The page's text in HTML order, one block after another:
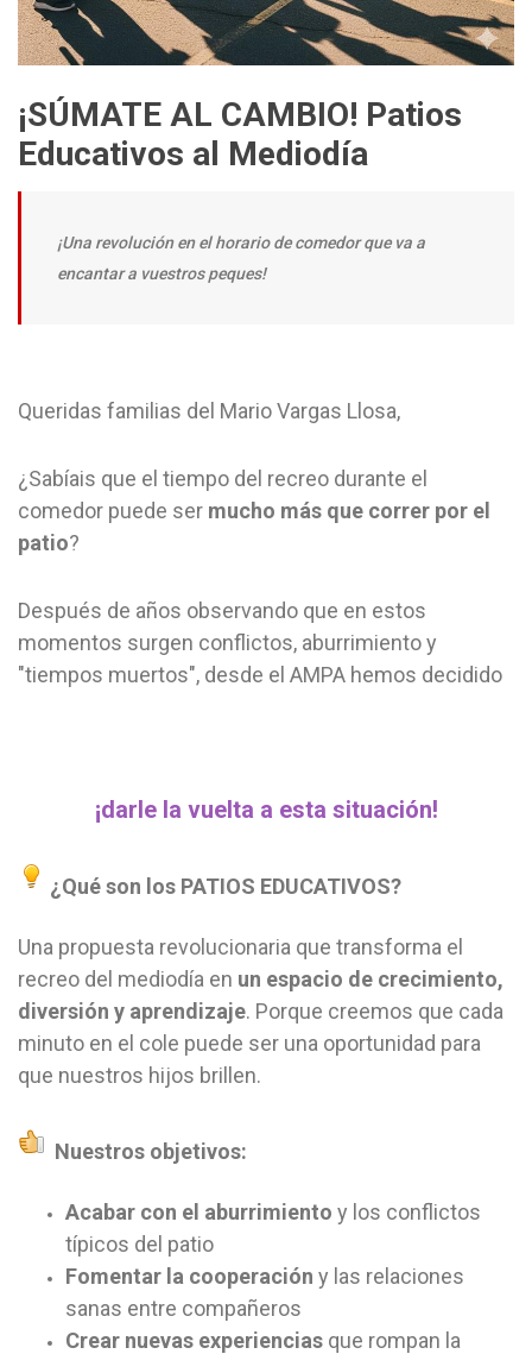
¡SÚMATE AL CAMBIO! Patios
Educativos al Mediodía
¡Una revolución en el horario de comedor que va a
encantar a vuestros peques!
Queridas familias del Mario Vargas Llosa,
¿Sabíais que el tiempo del recreo durante el
comedor puede ser mucho más que correr por el
patio?
Después de años observando que en estos
momentos surgen conflictos, aburrimiento y
"tiempos muertos", desde el AMPA hemos decidido
¡darle la vuelta a esta situación!
¿Qué son los PATIOS EDUCATIVOS?
Una propuesta revolucionaria que transforma el
recreo del mediodía en un espacio de crecimiento,
diversión y aprendizaje. Porque creemos que cada
minuto en el cole puede ser una oportunidad para
que nuestros hijos brillen.
Nuestros objetivos:
Acabar con el aburrimiento y los conflictos
típicos del patio
Fomentar la cooperación y las relaciones
sanas entre compañeros
Crear nuevas experiencias que rompan la